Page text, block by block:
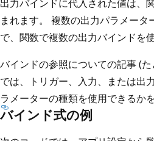
出力バインドに代入された値は、
まれます。 複数の出力パラメータ
で、関数で複数の出力バインドを
バインドの参照についての記事 (
では、トリガー、入力、または出
ラメーターの種類を使用できるか
バインド式の例